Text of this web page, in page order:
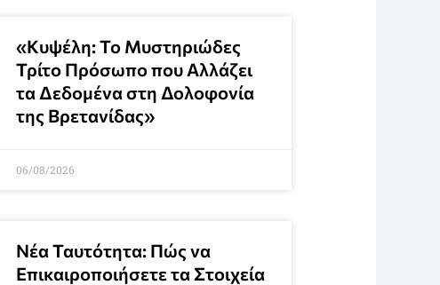
«Κυψέλη: Το Μυστηριώδες
Τρίτο Πρόσωπο που Αλλάζει
τα Δεδομένα στη Δολοφονία
της Βρετανίδας»
06/08/2026
Νέα Ταυτότητα: Πώς να
Επικαιροποιήσετε τα Στοιχεία